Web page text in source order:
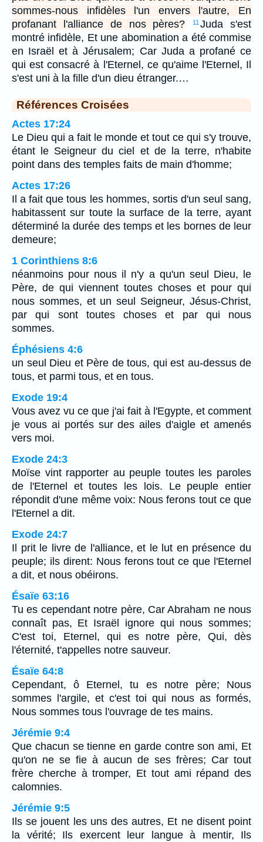
sommes-nous infidèles l'un envers l'autre, En
profanant l'alliance de nos pères?
11 Juda s'est
montré infidèle, Et une abomination a été commise
en Israël et à Jérusalem; Car Juda a profané ce
qui est consacré à l'Eternel, ce qu'aime l'Eternel, Il
s'est uni à la fille d'un dieu étranger.…
Références Croisées
Actes 17:24
Le Dieu qui a fait le monde et tout ce qui s'y trouve,
étant le Seigneur du ciel et de la terre, n'habite
point dans des temples faits de main d'homme;
Actes 17:26
Il a fait que tous les hommes, sortis d'un seul sang,
habitassent sur toute la surface de la terre, ayant
déterminé la durée des temps et les bornes de leur
demeure;
1 Corinthiens 8:6
néanmoins pour nous il n'y a qu'un seul Dieu, le
Père, de qui viennent toutes choses et pour qui
nous sommes, et un seul Seigneur, Jésus-Christ,
par qui sont toutes choses et par qui nous
sommes.
Éphésiens 4:6
un seul Dieu et Père de tous, qui est au-dessus de
tous, et parmi tous, et en tous.
Exode 19:4
Vous avez vu ce que j'ai fait à l'Egypte, et comment
je vous ai portés sur des ailes d'aigle et amenés
vers moi.
Exode 24:3
Moïse vint rapporter au peuple toutes les paroles
de l'Eternel et toutes les lois. Le peuple entier
répondit d'une même voix: Nous ferons tout ce que
l'Eternel a dit.
Exode 24:7
Il prit le livre de l'alliance, et le lut en présence du
peuple; ils dirent: Nous ferons tout ce que l'Eternel
a dit, et nous obéirons.
Ésaïe 63:16
Tu es cependant notre père, Car Abraham ne nous
connaît pas, Et Israël ignore qui nous sommes;
C'est toi, Eternel, qui es notre père, Qui, dès
l'éternité, t'appelles notre sauveur.
Ésaïe 64:8
Cependant, ô Eternel, tu es notre père; Nous
sommes l'argile, et c'est toi qui nous as formés,
Nous sommes tous l'ouvrage de tes mains.
Jérémie 9:4
Que chacun se tienne en garde contre son ami, Et
qu'on ne se fie à aucun de ses frères; Car tout
frère cherche à tromper, Et tout ami répand des
calomnies.
Jérémie 9:5
Ils se jouent les uns des autres, Et ne disent point
la vérité; Ils exercent leur langue à mentir, Ils